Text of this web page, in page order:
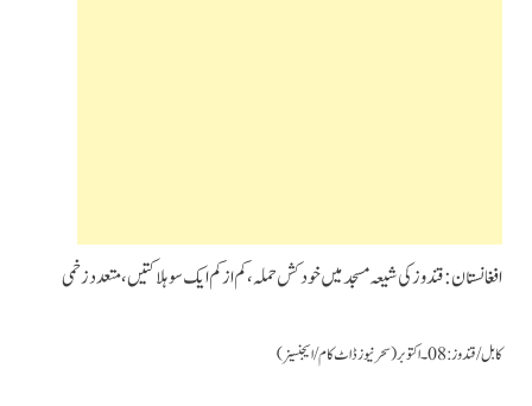
افغانستان: قندوز کی شیعہ مسجد میں خودکش حملہ،کم از کم ایک سو ہلاکتیں،متعدد زخمی
کابل/قندوز: 08۔اکتوبر(سحرنیوزڈاٹ کام/ایجنسیز)